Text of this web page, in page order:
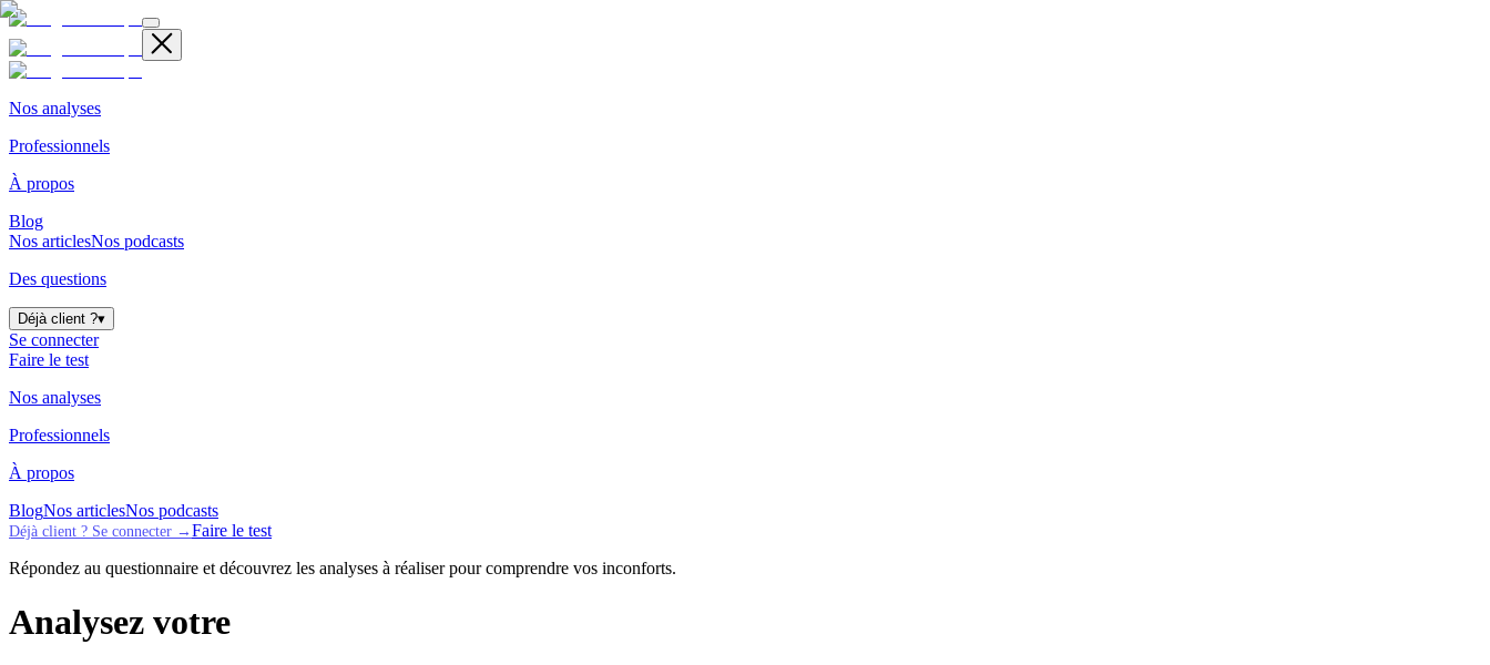
Nos analyses
Professionnels
À propos
Blog
Nos articlesNos podcasts
Des questions
Déjà client ?▾
Se connecter
Faire le test
Nos analyses
Professionnels
À propos
BlogNos articlesNos podcasts
Déjà client ? Se connecter → Faire le test
Répondez au questionnaire et découvrez les analyses à réaliser pour comprendre vos inconforts.
Analysez votre